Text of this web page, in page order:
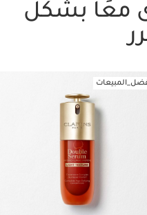
معًا بشكل